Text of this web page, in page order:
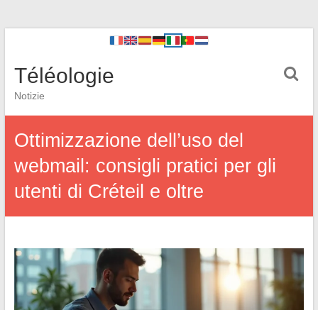
Téléologie
Notizie
Ottimizzazione dell’uso del
webmail: consigli pratici per gli
utenti di Créteil e oltre